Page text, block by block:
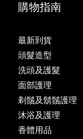
購物指南
最新到貨
頭髮造型
洗頭及護髮
面部護理
剃鬚及鬍鬚護理
沐浴及護理
香體用品